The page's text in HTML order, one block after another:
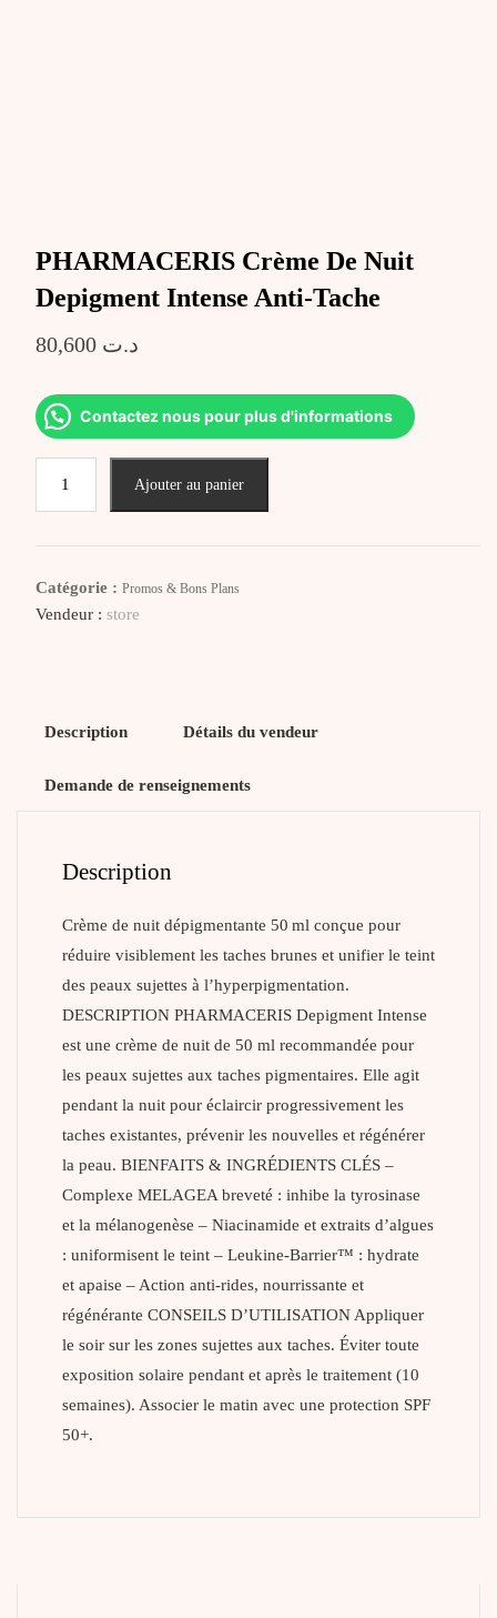
PHARMACERIS Crème De Nuit
Depigment Intense Anti-Tache
د.ت 80,600
Contactez nous pour plus d'informations
Ajouter au panier
Catégorie : Promos & Bons Plans
Vendeur : store
Description Détails du vendeur
Demande de renseignements
Description
Crème de nuit dépigmentante 50 ml conçue pour
réduire visiblement les taches brunes et unifier le teint
des peaux sujettes à l’hyperpigmentation.
DESCRIPTION PHARMACERIS Depigment Intense
est une crème de nuit de 50 ml recommandée pour
les peaux sujettes aux taches pigmentaires. Elle agit
pendant la nuit pour éclaircir progressivement les
taches existantes, prévenir les nouvelles et régénérer
la peau. BIENFAITS & INGRÉDIENTS CLÉS –
Complexe MELAGEA breveté : inhibe la tyrosinase
et la mélanogenèse – Niacinamide et extraits d’algues
: uniformisent le teint – Leukine-Barrier™ : hydrate
et apaise – Action anti-rides, nourrissante et
régénérante CONSEILS D’UTILISATION Appliquer
le soir sur les zones sujettes aux taches. Éviter toute
exposition solaire pendant et après le traitement (10
semaines). Associer le matin avec une protection SPF
50+.